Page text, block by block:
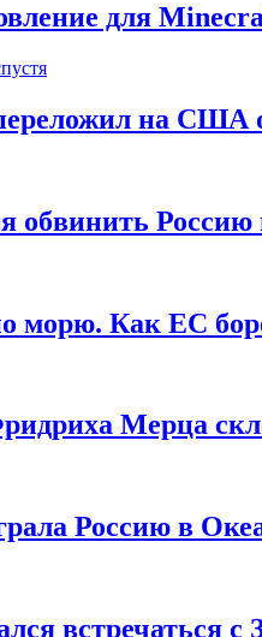
для
на США
обвинить
морю. Как ЕС
Мерца
Россию в
встречаться